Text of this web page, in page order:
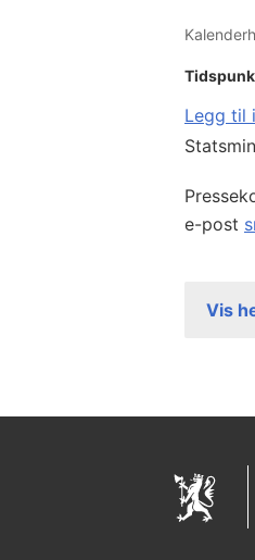
Legg til
e-post
Vis